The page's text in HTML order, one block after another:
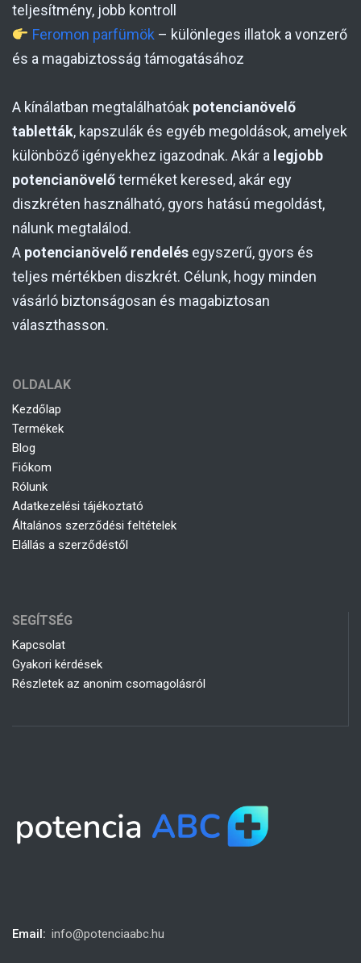
teljesítmény, jobb kontroll
Feromon parfümök – különleges illatok a vonzerő
és a magabiztosság támogatásához
A kínálatban megtalálhatóak potencianövelő
tabletták, kapszulák és egyéb megoldások, amelyek
különböző igényekhez igazodnak. Akár a legjobb
potencianövelőterméket keresed, akár egy
diszkréten használható, gyors hatású megoldást,
nálunk megtalálod.
A potencianövelő rendelés egyszerű, gyors és
teljes mértékben diszkrét. Célunk, hogy minden
vásárló biztonságosan és magabiztosan
választhasson.
OLDALAK
Kezdőlap
Termékek
Blog
Fiókom
Rólunk
Adatkezelési tájékoztató
Általános szerződési feltételek
Elállás a szerződéstől
SEGÍTSÉG
Kapcsolat
Gyakori kérdések
Részletek az anonim csomagolásról
Email: info@potenciaabc.hu